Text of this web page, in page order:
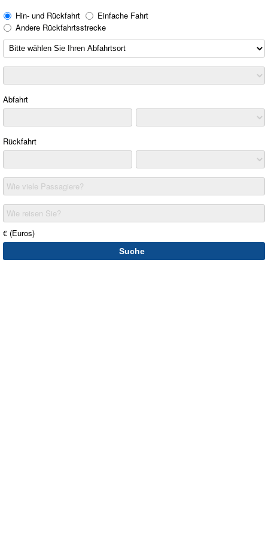
Hin- und Rückfahrt
Einfache Fahrt
Andere Rückfahrtsstrecke
Abfahrt
Rückfahrt
Wie viele Passagiere?
Wie reisen Sie?
€ (Euros)
Suche